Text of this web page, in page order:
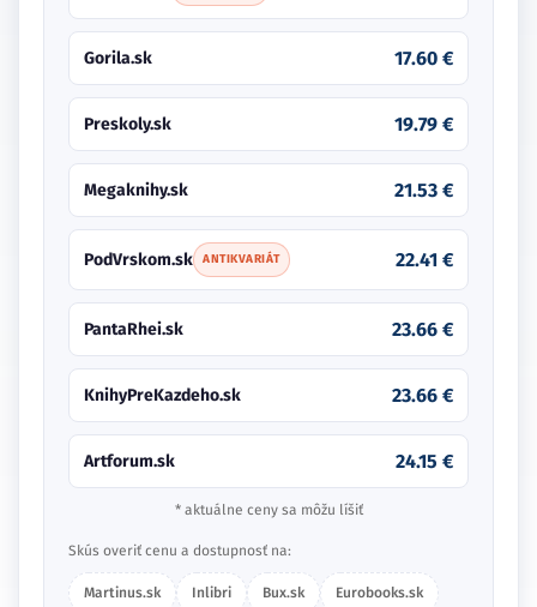
Gorila.sk 17.60 €
Preskoly.sk 19.79 €
Megaknihy.sk 21.53 €
PodVrskom.sk ANTIKVARIÁT 22.41 €
PantaRhei.sk 23.66 €
KnihyPreKazdeho.sk 23.66 €
Artforum.sk 24.15 €
* aktuálne ceny sa môžu líšiť
Skús overiť cenu a dostupnosť na:
Martinus.sk Inlibri Bux.sk Eurobooks.sk